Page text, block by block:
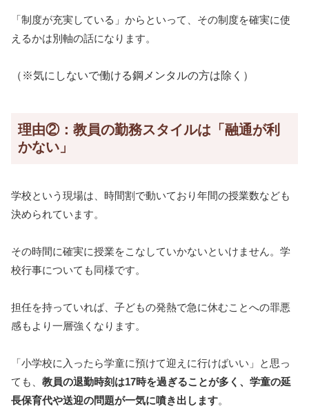
「制度が充実している」からといって、その制度を確実に使
えるかは別軸の話になります。
（※気にしないで働ける鋼メンタルの方は除く）
理由②：教員の勤務スタイルは「融通が利
かない」
学校という現場は、時間割で動いており年間の授業数なども
決められています。
その時間に確実に授業をこなしていかないといけません。学
校行事についても同様です。
担任を持っていれば、子どもの発熱で急に休むことへの罪悪
感もより一層強くなります。
「小学校に入ったら学童に預けて迎えに行けばいい」と思っ
ても、 教員の退勤時刻は17時を過ぎることが多く、学童の延
長保育代や送迎の問題が一気に噴き出します。